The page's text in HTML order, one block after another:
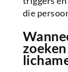
die